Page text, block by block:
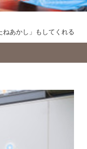
ねあかし」もしてくれる